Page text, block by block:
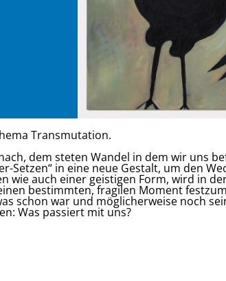
Transmutation.
dem steten Wandel in dem wir uns
in eine neue Gestalt, um den
wie auch einer geistigen Form, wird in
bestimmten, fragilen Moment
schon war und möglicherweise noch
Was passiert mit uns?